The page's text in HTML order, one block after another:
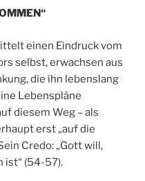
einen Eindruck vom
selbst, erwachsen aus
die ihn lebenslang
Lebenspläne
diesem Weg – als
erst „auf die
Credo: „Gott will,
ist“ (54-57).